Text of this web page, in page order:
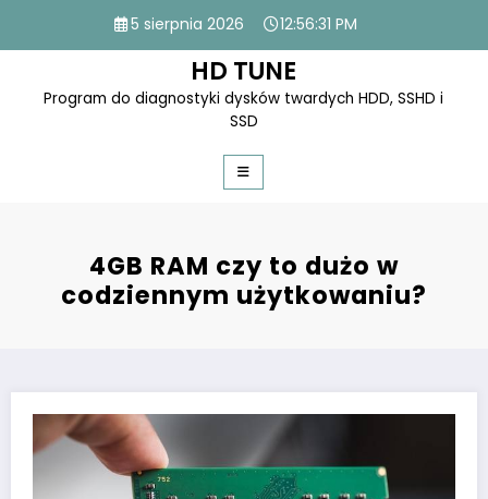
content
5 sierpnia 2026 12:56:31 PM
HD TUNE
Program do diagnostyki dysków twardych HDD, SSHD i
SSD
4GB RAM czy to dużo w
codziennym użytkowaniu?